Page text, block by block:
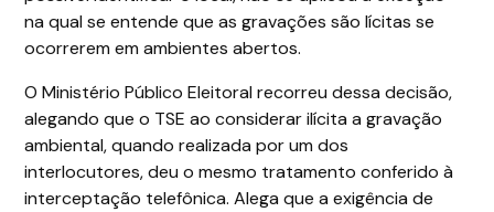
na qual se entende que as gravações são lícitas se
ocorrerem em ambientes abertos.
O Ministério Público Eleitoral recorreu dessa decisão,
alegando que o TSE ao considerar ilícita a gravação
ambiental, quando realizada por um dos
interlocutores, deu o mesmo tratamento conferido à
interceptação telefônica. Alega que a exigência de